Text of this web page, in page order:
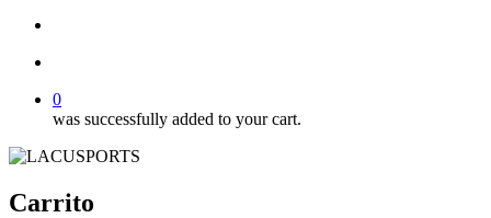
0
was successfully added to your cart.
Carrito